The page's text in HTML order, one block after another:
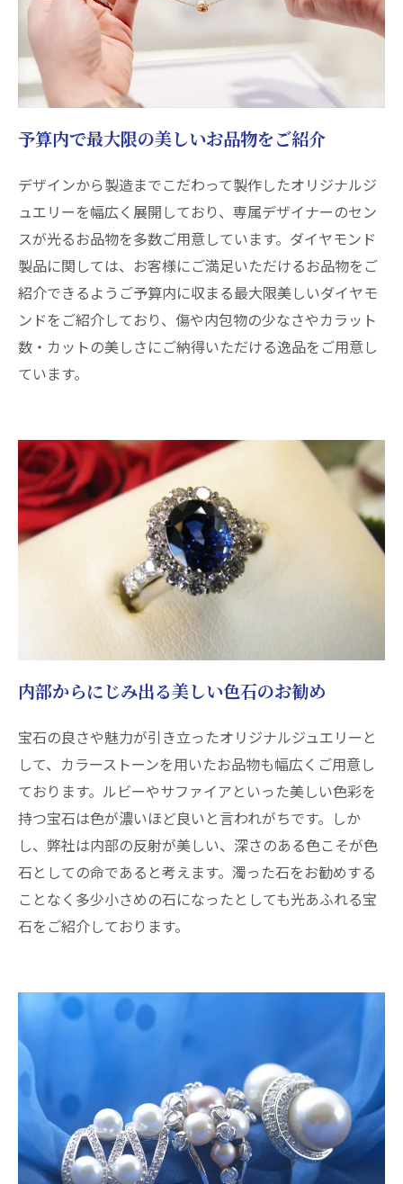
予算内で最大限の美しいお品物をご紹介
デザインから製造までこだわって製作したオリジナルジ
ュエリーを幅広く展開しており、専属デザイナーのセン
スが光るお品物を多数ご用意しています。ダイヤモンド
製品に関しては、お客様にご満足いただけるお品物をご
紹介できるようご予算内に収まる最大限美しいダイヤモ
ンドをご紹介しており、傷や内包物の少なさやカラット
数・カットの美しさにご納得いただける逸品をご用意し
ています。
内部からにじみ出る美しい色石のお勧め
宝石の良さや魅力が引き立ったオリジナルジュエリーと
して、カラーストーンを用いたお品物も幅広くご用意し
ております。ルビーやサファイアといった美しい色彩を
持つ宝石は色が濃いほど良いと言われがちです。しか
し、弊社は内部の反射が美しい、深さのある色こそが色
石としての命であると考えます。濁った石をお勧めする
ことなく多少小さめの石になったとしても光あふれる宝
石をご紹介しております。